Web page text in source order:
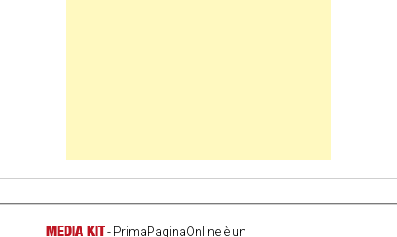
MEDIA KIT- PrimaPaginaOnline è un